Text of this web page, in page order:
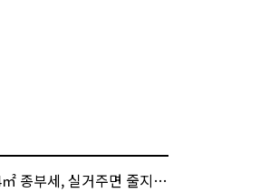
, 실거주면 줄지만 안 살면 2.5배